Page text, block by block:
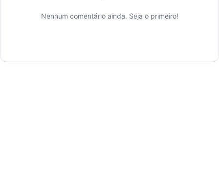
Nenhum comentário ainda. Seja o primeiro!